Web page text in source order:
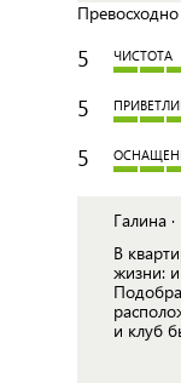
Превосходно
5 ЧИСТОТА
5
5
Галина ·
В
жизни:
и клуб